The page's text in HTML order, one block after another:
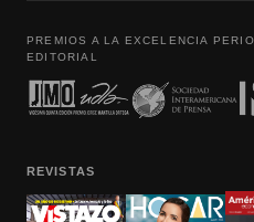
PREMIOS A LA EXCELENCIA
EDITORIAL
REVISTAS